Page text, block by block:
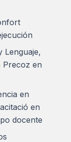
Lenguaje,
Precoz en
en
en
docente